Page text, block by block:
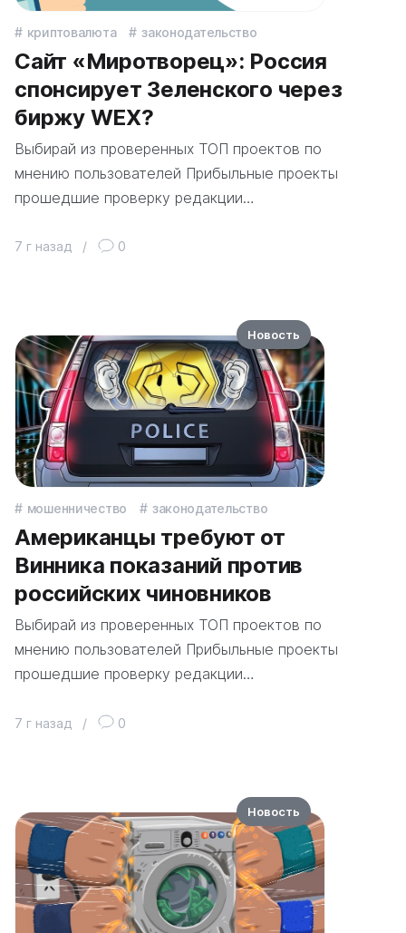
криптовалюта законодательство
Сайт «Миротворец»: Россия
спонсирует Зеленского через
биржу WEX?
Выбирай из проверенных ТОП проектов по
мнению пользователей Прибыльные проекты
прошедшие проверку редакции…
7 г назад / 0
мошенничество законодательство
Американцы требуют от
Винника показаний против
российских чиновников
Выбирай из проверенных ТОП проектов по
мнению пользователей Прибыльные проекты
прошедшие проверку редакции…
7 г назад / 0
Новость
Новость